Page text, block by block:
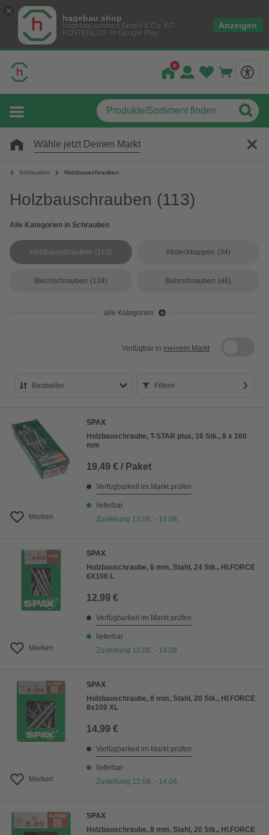
hagebau shop
hagebau connect GmbH & Co. KG
KOSTENLOS- In Google Play
Anzeigen
Wähle jetzt Deinen Markt
Schrauben Holzbauschrauben
Holzbauschrauben (113)
Alle Kategorien in Schrauben
Holzbauschrauben (113) Abdeckkappen (34)
Blechschrauben (134) Bohrschrauben (46)
alle Kategorien
Verfügbar in meinem Markt
Bestseller
Preis aufsteigend
Preis absteigend
Bewertung
Filtern
Merken
SPAX
Holzbauschraube, T-STAR plus, 16 Stk., 8 x 160
mm
19,49 € / Paket
Verfügbarkeit im Markt prüfen
lieferbar
Zustellung 12.08. - 14.08.
Merken
SPAX
Holzbauschraube, 6 mm, Stahl, 24 Stk., HI.FORCE
6X100 L
12,99 €
Verfügbarkeit im Markt prüfen
lieferbar
Zustellung 12.08. - 14.08.
Merken
SPAX
Holzbauschraube, 8 mm, Stahl, 20 Stk., HI.FORCE
8x100 XL
14,99 €
Verfügbarkeit im Markt prüfen
lieferbar
Zustellung 12.08. - 14.08.
SPAX
Holzbauschraube, 8 mm, Stahl, 20 Stk., HI.FORCE